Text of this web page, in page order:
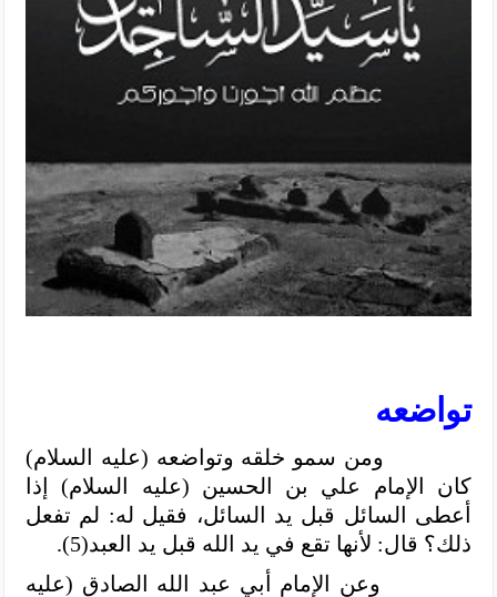
تواضعه
ومن سمو خلقه وتواضعه (عليه السلام)
كان الإمام علي بن الحسين (عليه السلام) إذا
أعطى السائل قبل يد السائل، فقيل له: لم تفعل
ذلك؟ قال: لأنها تقع في يد الله قبل يد العبد(5).
وعن الإمام أبي عبد الله الصادق (عليه